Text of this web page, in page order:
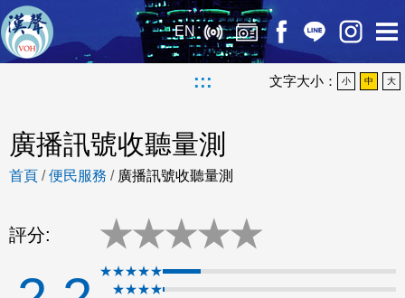
EN
::: 文字大小： 小 中 大
廣播訊號收聽量測
首頁 /便民服務 / 廣播訊號收聽量測
評分: ★★★★★
★★★★★
★★★★